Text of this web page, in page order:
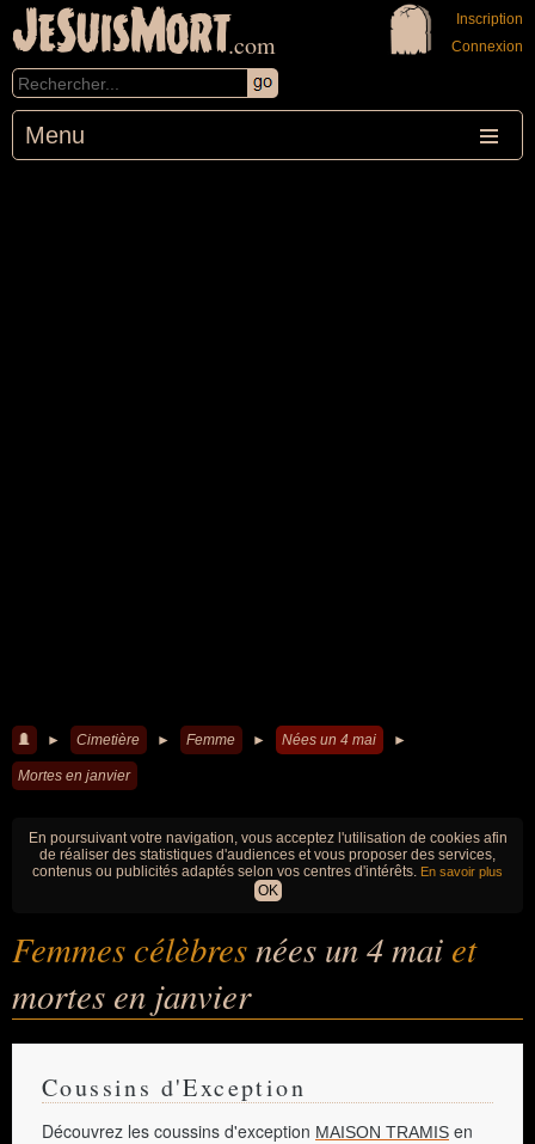
JeSuisMort.com
Menu
Inscription
Connexion
► Cimetière ► Femme ► Nées un 4 mai ►
Mortes en janvier
En poursuivant votre navigation, vous acceptez l'utilisation de cookies afin
de réaliser des statistiques d'audiences et vous proposer des services,
contenus ou publicités adaptés selon vos centres d'intérêts. En savoir plus
OK
Femmes célèbresnées un 4 mai et
mortes en janvier
Coussins d'Exception
Découvrez les coussins d'exception MAISON TRAMIS en